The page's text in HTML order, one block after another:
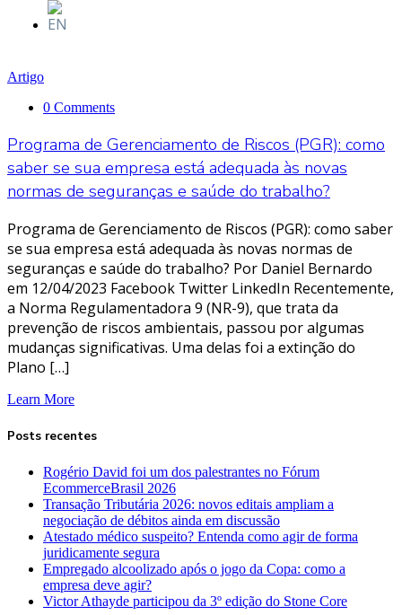
Artigo
0 Comments
Programa de Gerenciamento de Riscos (PGR): como
saber se sua empresa está adequada às novas
normas de seguranças e saúde do trabalho?
Programa de Gerenciamento de Riscos (PGR): como saber
se sua empresa está adequada às novas normas de
seguranças e saúde do trabalho? Por Daniel Bernardo
em 12/04/2023 Facebook Twitter LinkedIn Recentemente,
a Norma Regulamentadora 9 (NR-9), que trata da
prevenção de riscos ambientais, passou por algumas
mudanças significativas. Uma delas foi a extinção do
Plano […]
Learn More
Posts recentes
Rogério David foi um dos palestrantes no Fórum
EcommerceBrasil 2026
Transação Tributária 2026: novos editais ampliam a
negociação de débitos ainda em discussão
Atestado médico suspeito? Entenda como agir de forma
juridicamente segura
Empregado alcoolizado após o jogo da Copa: como a
empresa deve agir?
Victor Athayde participou da 3º edição do Stone Core